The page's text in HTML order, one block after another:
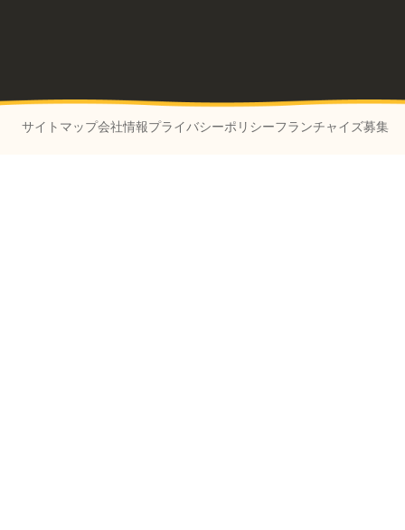
サイトマップ会社情報プライバシーポリシーフランチャイズ募集